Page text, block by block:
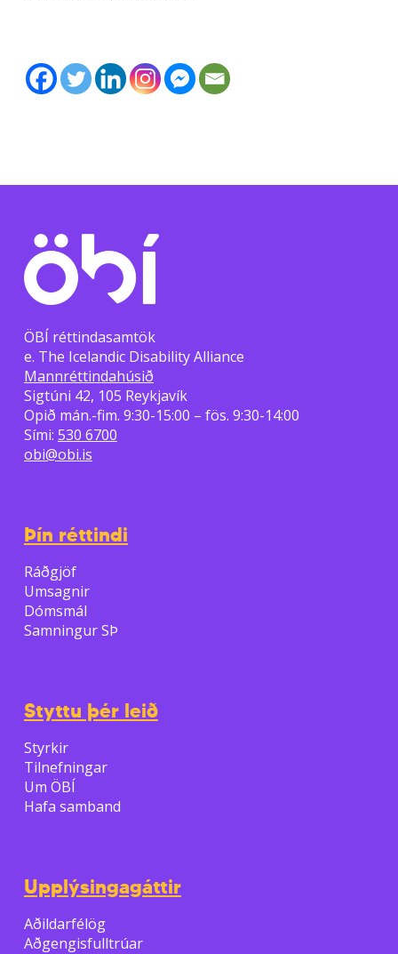
ÖBÍ réttindasamtök
e. The Icelandic Disability Alliance
Mannréttindahúsið
Sigtúni 42, 105 Reykjavík
Opið mán.-fim. 9:30-15:00 – fös. 9:30-14:00
Sími: 530 6700
obi@obi.is
Þín réttindi
Ráðgjöf
Umsagnir
Dómsmál
Samningur SÞ
Styttu þér leið
Styrkir
Tilnefningar
Um ÖBÍ
Hafa samband
Upplýsingagáttir
Aðildarfélög
Aðgengisfulltrúar